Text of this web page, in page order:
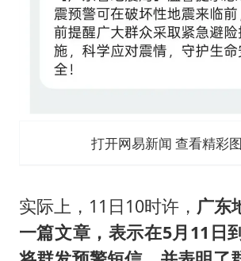
打开网易新闻 查看精彩
实际上，11日10时许， 广东
一篇文章，表示在5月11日